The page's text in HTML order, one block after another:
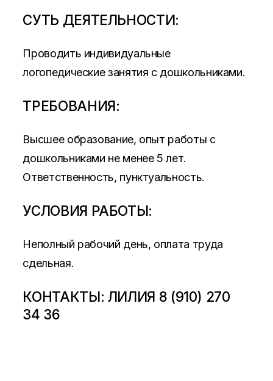
СУТЬ ДЕЯТЕЛЬНОСТИ:
Проводить индивидуальные
логопедические занятия с дошкольниками.
ТРЕБОВАНИЯ:
Высшее образование, опыт работы с
дошкольниками не менее 5 лет.
Ответственность, пунктуальность.
УСЛОВИЯ РАБОТЫ:
Неполный рабочий день, оплата труда
сдельная.
КОНТАКТЫ: ЛИЛИЯ 8 (910) 270
34 36